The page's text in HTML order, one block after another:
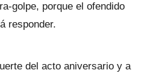
golpe, porque el ofendido
responder.
del acto aniversario y a